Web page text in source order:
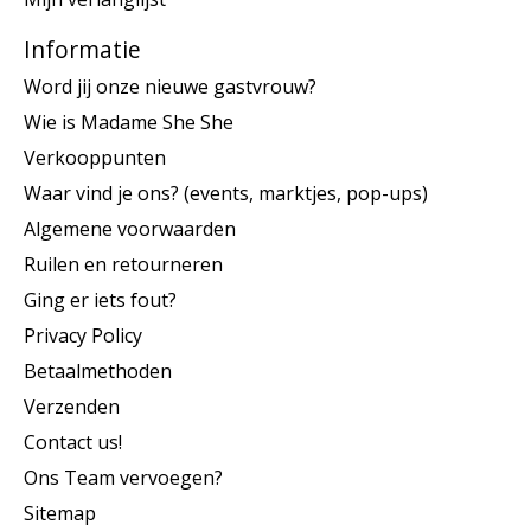
Informatie
Word jij onze nieuwe gastvrouw?
Wie is Madame She She
Verkooppunten
Waar vind je ons? (events, marktjes, pop-ups)
Algemene voorwaarden
Ruilen en retourneren
Ging er iets fout?
Privacy Policy
Betaalmethoden
Verzenden
Contact us!
Ons Team vervoegen?
Sitemap